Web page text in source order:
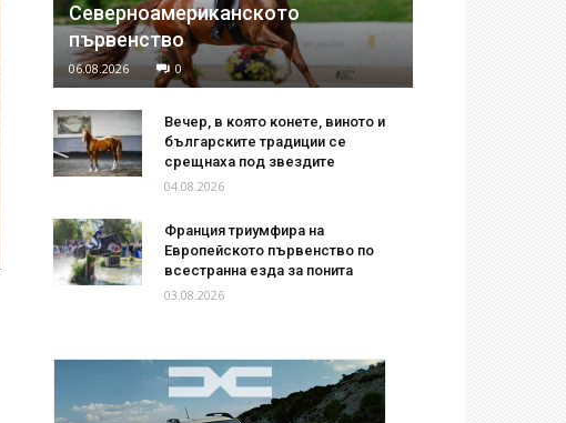
Северноамериканското
първенство
06.08.2026 0
Вечер, в която конете, виното и
българските традиции се
срещнаха под звездите
04.08.2026
Франция триумфира на
Европейското първенство по
всестранна езда за понита
03.08.2026